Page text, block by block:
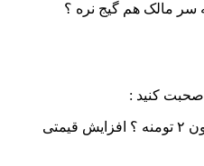
سر مالک هم گیج نره ؟
صحبت کنید :
سلام آقا یا خانم …. ، قیمتتون همون ۲ تومنه ؟ افزایش قیمتی